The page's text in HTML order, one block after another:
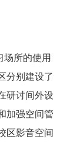
所的使用
分别建设了
研讨间外设
加强空间管
区影音空间